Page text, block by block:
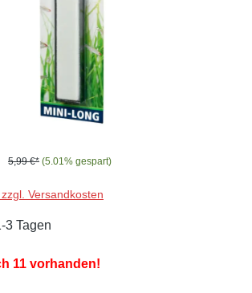
5,99 €* (5.01% gespart)
Versandkosten
3 Tagen
11 vorhanden!